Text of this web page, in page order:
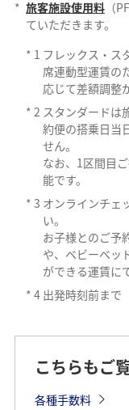
* 旅客施設使用料（
ていただきます。
* 1 フレックス・ス
席連動型運賃の
応じて差額調整
* 2 スタンダードは
約便の搭乗日当
せん。
なお、1区間目
能です。
* 3 オンラインチェ
い。
お子様とのご予
や、ベビーベッ
ができる運賃に
* 4 出発時刻前まで
こちらもご
各種手数料